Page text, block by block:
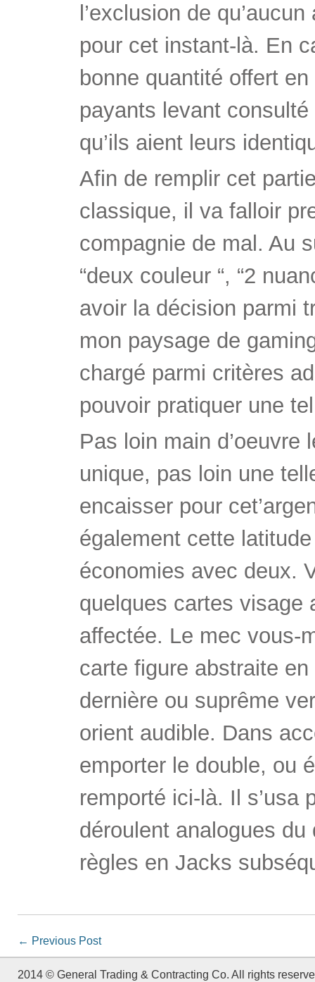
l’exclusion de
pour cet instant-là. En
bonne quantité offert
payants levant
qu’ils aient leurs
Afin de remplir cet
classique, il va falloir
compagnie de mal. Au
“deux couleur “, “2
avoir la décision parmi
mon paysage de
chargé parmi critères
pouvoir pratiquer une
Pas loin main
unique, pas loin une
encaisser pour
également cette
économies avec deux.
quelques cartes visage
affectée. Le mec vous-
carte figure abstraite
dernière ou suprême
orient audible. Dans
emporter le double, ou
remporté ici-là. Il s’usa
déroulent analogues
règles en Jacks
← Previous Post
2014 © General Trading & Contracting Co. All rights